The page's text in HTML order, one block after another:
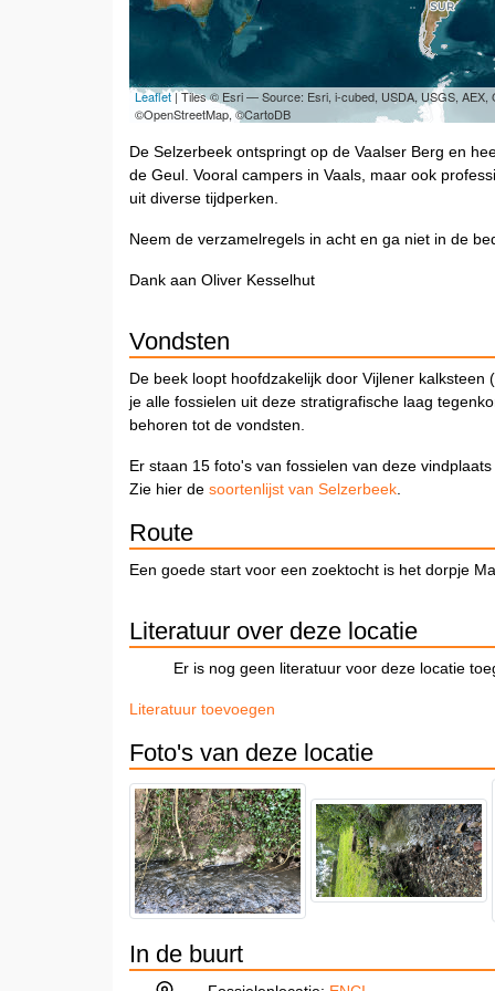
Leaflet| Tiles © Esri — Source: Esri, i-cubed, USDA, USGS, AEX,
©OpenStreetMap, ©CartoDB
De Selzerbeek ontspringt op de Vaalser Berg en
de Geul. Vooral campers in Vaals, maar ook
uit diverse tijdperken.
Neem de verzamelregels in acht en ga niet in de
Dank aan Oliver Kesselhut
Vondsten
De beek loopt hoofdzakelijk door Vijlener
je alle fossielen uit deze stratigrafische laag
behoren tot de vondsten.
Er staan 15 foto's van fossielen van deze
Zie hier de soortenlijst van Selzerbeek
Route
Een goede start voor een zoektocht is het dorpje
Literatuur over deze locatie
Er is nog geen literatuur voor deze locatie
Literatuur toevoegen
Foto's van deze locatie
In de buurt